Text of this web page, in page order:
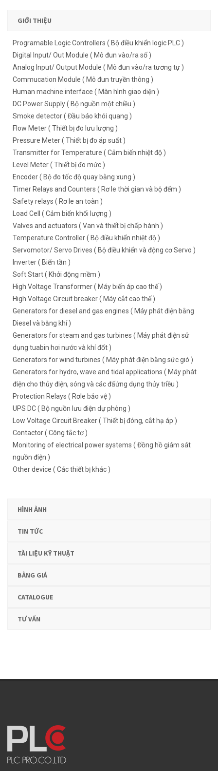
GIỚI THIỆU
Programable Logic Controllers ( Bộ điều khiển logic PLC )
Digital Input/ Out Module ( Mô đun vào/ra số )
Analog Input/ Output Module ( Mô đun vào/ra tương tự )
Commucation Module ( Mô đun truyền thông )
Human machine interface ( Màn hình giao diện )
DC Power Supply ( Bộ nguồn một chiều )
Smoke detector ( Đầu báo khói quang )
Flow Meter ( Thiết bị đo lưu lượng )
Pressure Meter ( Thiết bị đo áp suất )
Transmitter for Temperature ( Cảm biến nhiệt độ )
Level Meter ( Thiết bị đo mức )
Encoder ( Bộ đo tốc độ quay bằng xung )
Timer Relays and Counters ( Rơ le thời gian và bộ đếm )
Safety relays ( Rơ le an toàn )
Load Cell ( Cảm biến khối lượng )
Valves and actuators ( Van và thiết bị chấp hành )
Temperature Controller ( Bộ điều khiển nhiệt độ )
Servomotor/ Servo Drives ( Bộ điều khiển và động cơ Servo )
Inverter ( Biến tần )
Soft Start ( Khởi động mềm )
High Voltage Transformer ( Máy biến áp cao thế )
High Voltage Circuit breaker ( Máy cắt cao thế )
Generators for diesel and gas engines ( Máy phát điện bằng
Diesel và bằng khí )
Generators for steam and gas turbines ( Máy phát điện sử
dụng tuabin hơi nước và khí đốt )
Generators for wind turbines ( Máy phát điện bằng sức gió )
Generators for hydro, wave and tidal applications ( Máy phát
điện cho thủy điện, sóng và các đấứng dụng thủy triều )
Protection Relays ( Rơle bảo vệ )
UPS DC ( Bộ nguồn lưu điện dự phòng )
Low Voltage Circuit Breaker ( Thiết bị đóng, cắt hạ áp )
Contactor ( Công tắc tơ )
Monitoring of electrical power systems ( Đồng hồ giám sát
nguồn điện )
Other device ( Các thiết bị khác )
HÌNH ẢNH
TIN TỨC
TÀI LIỆU KỸ THUẬT
BẢNG GIÁ
CATALOGUE
TƯ VẤN